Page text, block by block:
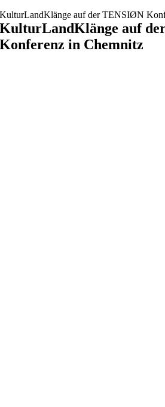
KulturLandKlänge auf der TENSIØN
KulturLandKlänge auf
Konferenz in Chemnitz